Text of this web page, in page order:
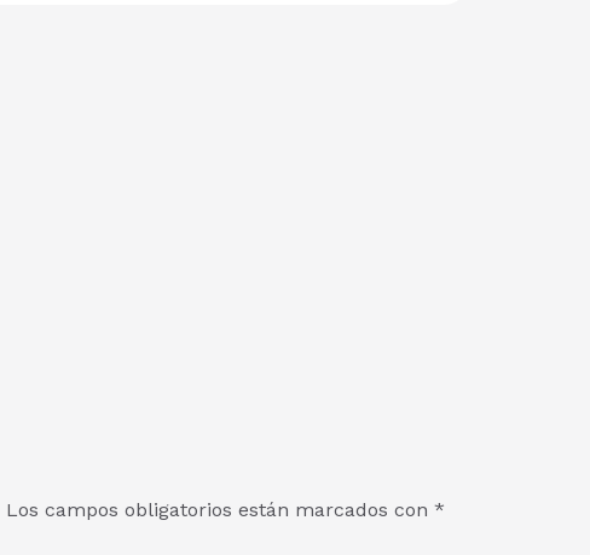
Los campos obligatorios están marcados con *